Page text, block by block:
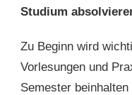
Studium
Zu Beginn wird
Vorlesungen und
Semester